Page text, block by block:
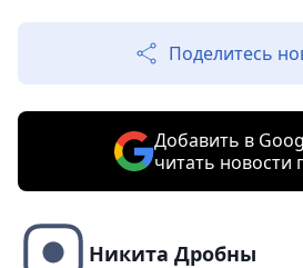
Поделитесь
Добавить в
читать новости
Никита Дробны